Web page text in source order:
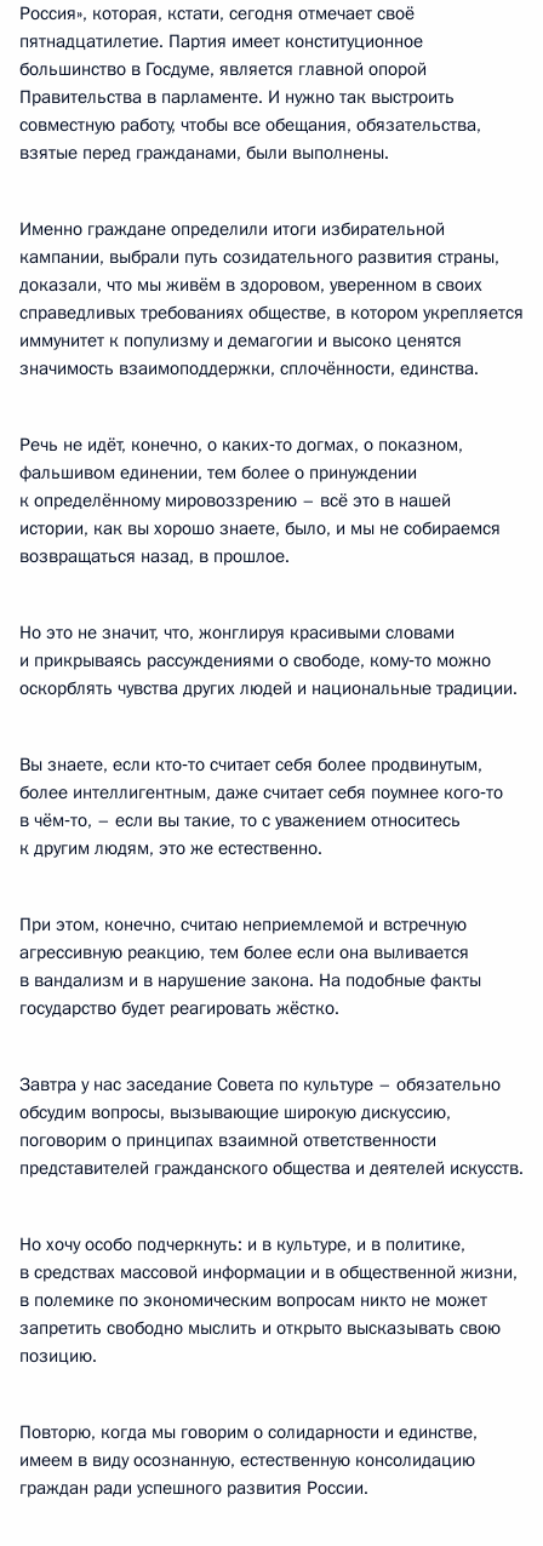
Россия», которая, кстати, сегодня отмечает своё
пятнадцатилетие. Партия имеет конституционное
большинство в Госдуме, является главной опорой
Правительства в парламенте. И нужно так выстроить
совместную работу, чтобы все обещания, обязательства,
взятые перед гражданами, были выполнены.
Именно граждане определили итоги избирательной
кампании, выбрали путь созидательного развития страны,
доказали, что мы живём в здоровом, уверенном в своих
справедливых требованиях обществе, в котором укрепляется
иммунитет к популизму и демагогии и высоко ценятся
значимость взаимоподдержки, сплочённости, единства.
Речь не идёт, конечно, о каких‑то догмах, о показном,
фальшивом единении, тем более о принуждении
к определённому мировоззрению – всё это в нашей
истории, как вы хорошо знаете, было, и мы не собираемся
возвращаться назад, в прошлое.
Но это не значит, что, жонглируя красивыми словами
и прикрываясь рассуждениями о свободе, кому‑то можно
оскорблять чувства других людей и национальные традиции.
Вы знаете, если кто‑то считает себя более продвинутым,
более интеллигентным, даже считает себя поумнее кого‑то
в чём‑то, – если вы такие, то с уважением относитесь
к другим людям, это же естественно.
При этом, конечно, считаю неприемлемой и встречную
агрессивную реакцию, тем более если она выливается
в вандализм и в нарушение закона. На подобные факты
государство будет реагировать жёстко.
Завтра у нас заседание Совета по культуре – обязательно
обсудим вопросы, вызывающие широкую дискуссию,
поговорим о принципах взаимной ответственности
представителей гражданского общества и деятелей искусств.
Но хочу особо подчеркнуть: и в культуре, и в политике,
в средствах массовой информации и в общественной жизни,
в полемике по экономическим вопросам никто не может
запретить свободно мыслить и открыто высказывать свою
позицию.
Повторю, когда мы говорим о солидарности и единстве,
имеем в виду осознанную, естественную консолидацию
граждан ради успешного развития России.